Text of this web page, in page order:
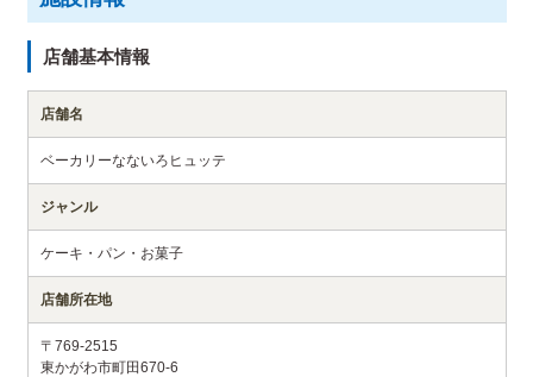
店舗基本情報
店舗名
ベーカリーなないろヒュッテ
ジャンル
ケーキ・パン・お菓子
店舗所在地
〒769-2515
東かがわ市町田670-6